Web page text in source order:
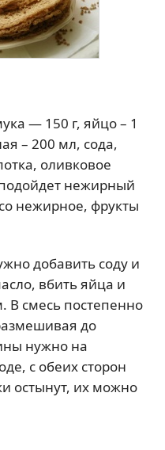
— 150 г, яйцо – 1
– 200 мл, сода,
оливковое
нежирный
нежирное, фрукты
добавить соду и
вбить яйца и
В смесь постепенно
до
нужно на
с обеих сторон
остынут, их можно